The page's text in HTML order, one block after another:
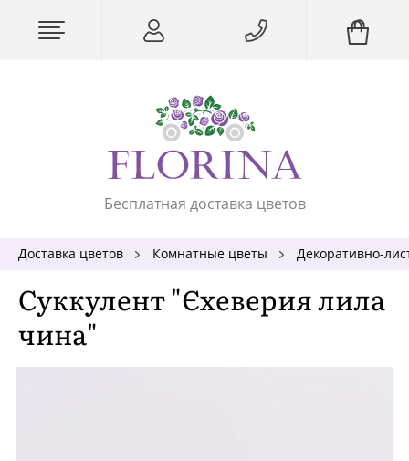
Бесплатная доставка цветов
Доставка цветов Комнатные цветы Декоративно-
Суккулент "Єхеверия лила
чина"